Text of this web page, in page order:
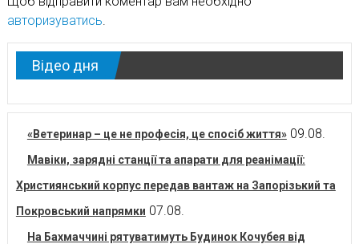
авторизуватись.
Відео дня
«Ветеринар – це не професія, це спосіб життя» 09.08.
Мавіки, зарядні станції та апарати для реанімації:
Християнський корпус передав вантаж на Запорізький та
Покровський напрямки 07.08.
На Бахмаччині рятуватимуть Будинок Кочубея від